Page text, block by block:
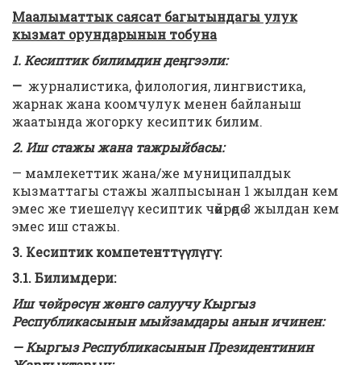
Маалыматтык саясат багытындагы улук
кызмат орундарынын тобуна
1. Кесиптик билимдин деңгээли:
— журналистика, филология, лингвистика,
жарнак жана коомчулук менен байланыш
жаатында жогорку кесиптик билим.
2. Иш стажы жана тажрыйбасы:
— мамлекеттик жана/же муниципалдык
кызматтагы стажы жалпысынан 1 жылдан кем
эмес же тиешелүү кесиптик чөйрөдө 3 жылдан кем
эмес иш стажы.
3. Кесиптик компетенттүүлүгү:
3.1. Билимдери:
Иш чөйрөсүн жөнгө салуучу Кыргыз
Республикасынын мыйзамдары анын ичинен:
— Кыргыз Республикасынын Президентинин